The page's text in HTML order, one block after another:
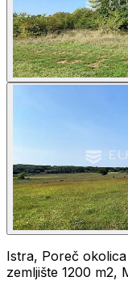
Istra, Poreč
zemljište 1200 m2,